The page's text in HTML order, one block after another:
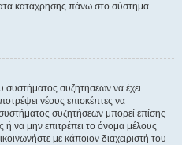
κατάχρησης πάνω στο σύστημα
συστήματος συζητήσεων να έχει
νέους επισκέπτες να
συζητήσεων μπορεί επίσης
ή να μην επιτρέπει το όνομα μέλους
με κάποιον διαχειριστή του